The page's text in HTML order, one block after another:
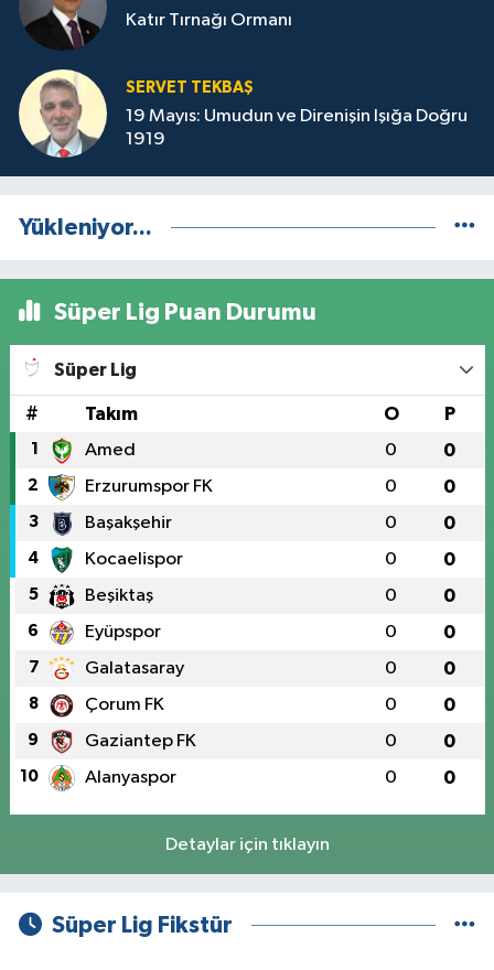
Katır Tırnağı Ormanı
SERVET TEKBAŞ
19 Mayıs: Umudun ve Direnişin Işığa Doğru
1919
Yükleniyor...
Süper Lig Puan Durumu
Süper Lig
# Takım O P
1 Amed 0 0
2 Erzurumspor FK 0 0
3 Başakşehir 0 0
4 Kocaelispor 0 0
5 Beşiktaş 0 0
6 Eyüpspor 0 0
7 Galatasaray 0 0
8 Çorum FK 0 0
9 Gaziantep FK 0 0
10 Alanyaspor 0 0
Detaylar için tıklayın
Süper Lig Fikstür